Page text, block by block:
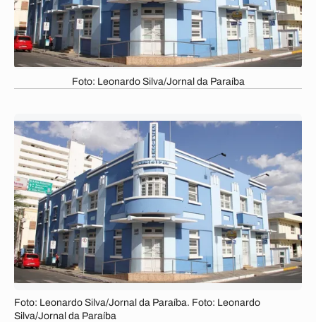
Foto: Leonardo Silva/Jornal da Paraíba
Foto: Leonardo Silva/Jornal da Paraíba. Foto: Leonardo
Silva/Jornal da Paraíba